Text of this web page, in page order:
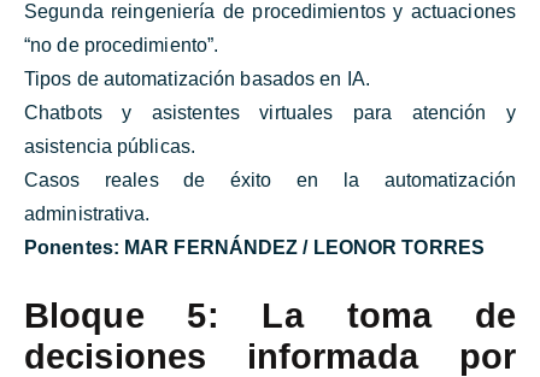
Segunda reingeniería de procedimientos y actuaciones
“no de procedimiento”.
Tipos de automatización basados en IA.
Chatbots y asistentes virtuales para atención y
asistencia públicas.
Casos reales de éxito en la automatización
administrativa.
Ponentes: MAR FERNÁNDEZ / LEONOR TORRES
Bloque 5: La toma de
decisiones informada por